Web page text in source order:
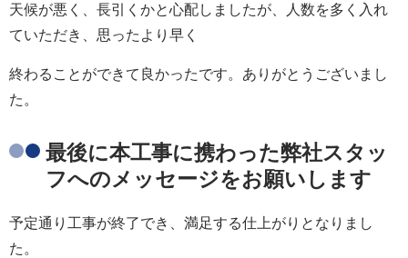
天候が悪く、長引くかと心配しましたが、人数を多く入れ
ていただき、思ったより早く
終わることができて良かったです。ありがとうございまし
た。
最後に本工事に携わった弊社スタッ
フへのメッセージをお願いします
予定通り工事が終了でき、満足する仕上がりとなりまし
た。